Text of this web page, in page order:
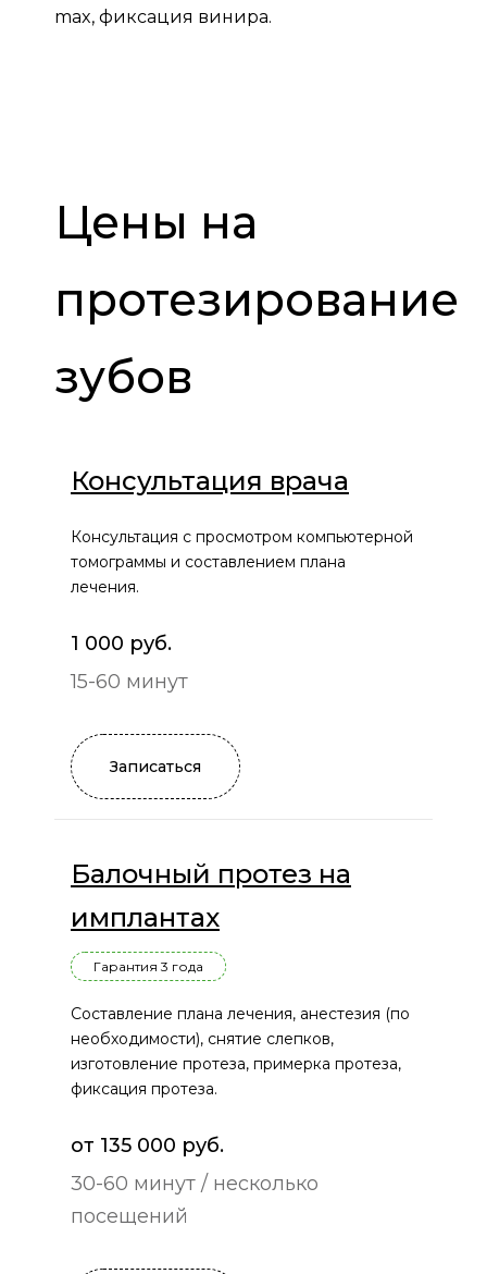
max, фиксация винира.
Цены на
протезирование
зубов
Консультация врача
Консультация с просмотром компьютерной
томограммы и составлением плана
лечения.
1 000 руб.
15-60 минут
Записаться
Балочный протез на
имплантах
Гарантия 3 года
Составление плана лечения, анестезия (по
необходимости), снятие слепков,
изготовление протеза, примерка протеза,
фиксация протеза.
от 135 000 руб.
30-60 минут / несколько
посещений